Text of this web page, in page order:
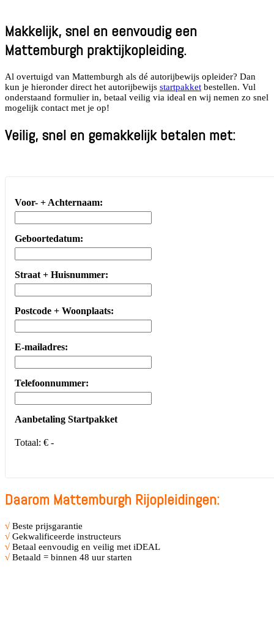
Makkelijk, snel en eenvoudig een
Mattemburgh praktijkopleiding.
Al overtuigd van Mattemburgh als dé autorijbewijs opleider? Dan
kun je hieronder direct het autorijbewijs startpakket bestellen. Vul
onderstaand formulier in, betaal veilig via ideal en wij nemen zo snel
mogelijk contact met je op!
Veilig, snel en gemakkelijk betalen met:
Voor- + Achternaam:
Geboortedatum:
Straat + Huisnummer:
Postcode + Woonplaats:
E-mailadres:
Telefoonnummer:
Aanbetaling Startpakket
Totaal: € -
Daarom Mattemburgh Rijopleidingen:
√ Beste prijsgarantie
√ Gekwalificeerde instructeurs
√ Betaal eenvoudig en veilig met iDEAL
√ Betaald = binnen 48 uur starten